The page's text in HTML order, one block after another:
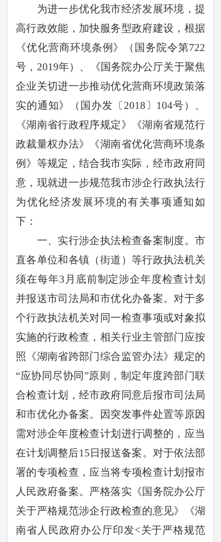
为进一步优化我市经济发展环境，提
高行政效能，加快服务型政府建设，根据
《优化营商环境条例》（国务院令第722
号， 2019年）、《国务院办公厅关于聚焦
企业关切进一步推动优化营商环境政策落
实的通知》（国办发〔 2018 〕 104号）、
《湖南省行政程序规定》《湖南省规范行
政裁量权办法》《湖南省优化营商环境条
例》 等规定，结合我市实际，经市政府同
意，现就进一步规范我市涉企行政执法行
为优化经济发展环境的有关事项通知如
下：
一、实行涉企执法检查备案制度。 市
直各单位和各镇（街道）等行政执法机关
须在每年3 月底前制定涉企年度检查计划
并报送市司法局和市优化办备案。对于多
个行政执法机关对同一检查事项或对象拟
实施的行政检查，相关行业主管部门应按
照《湖南省跨部门综合监管办法》规定的
“应协同尽协同 ”原则，制定年度跨部门联
合检查计划，经市政府同意后报市司法局
和市优化办备案。因突发事件处置等原因
需对涉企年度检查计划进行调整的，应当
在计划调整后15 日报送备案。对于依法部
署的专项检查，应当将专项检查计划报市
人民政府备案。严格落实《国务院办公厅
关于严格规范涉企行政检查的意见》《湖
南省人民政府办公厅印发<关于严格规范